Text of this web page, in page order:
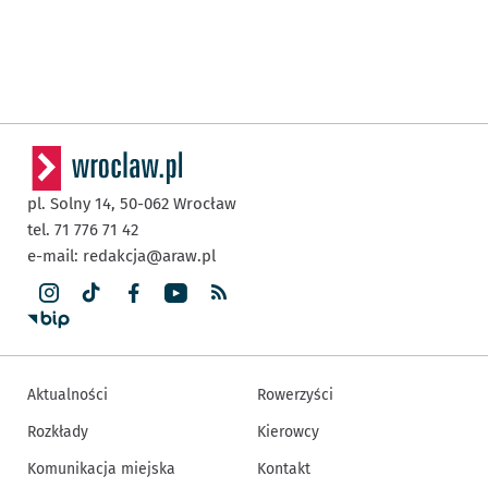
pl. Solny 14, 50-062 Wrocław
tel. 71 776 71 42
e-mail: redakcja@araw.pl
Aktualności
Rozkłady
Komunikacja miejska
Rowerzyści
Kierowcy
Kontakt